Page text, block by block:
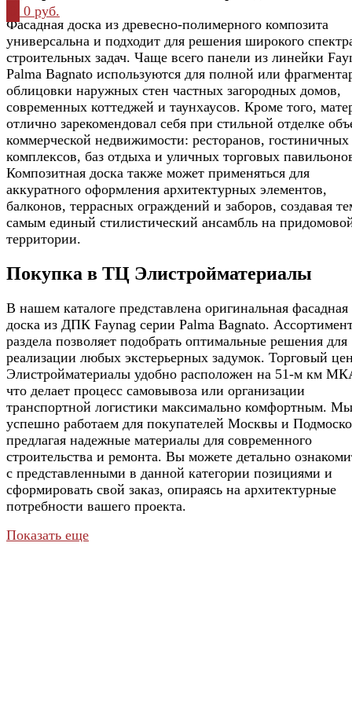
Фасадная доска из древесно-полимерного композита
универсальна и подходит для решения широкого
строительных задач. Чаще всего панели из линейки
Palma Bagnato используются для полной или
облицовки наружных стен частных загородных домов,
современных коттеджей и таунхаусов. Кроме того,
отлично зарекомендовал себя при стильной отделке
коммерческой недвижимости: ресторанов, гостиничных
комплексов, баз отдыха и уличных торговых
Композитная доска также может применяться для
аккуратного оформления архитектурных элементов,
балконов, террасных ограждений и заборов, создавая
самым единый стилистический ансамбль на
территории.
Покупка в ТЦ Элистройматериалы
В нашем каталоге представлена оригинальная фасадная
доска из ДПК Faynag серии Palma Bagnato.
раздела позволяет подобрать оптимальные решения для
реализации любых экстерьерных задумок. Торговый
Элистройматериалы удобно расположен на 51-м км
что делает процесс самовывоза или организации
транспортной логистики максимально комфортным. Мы
успешно работаем для покупателей Москвы и
предлагая надежные материалы для современного
строительства и ремонта. Вы можете детально
с представленными в данной категории позициями и
сформировать свой заказ, опираясь на архитектурные
потребности вашего проекта.
Показать еще
0 руб.